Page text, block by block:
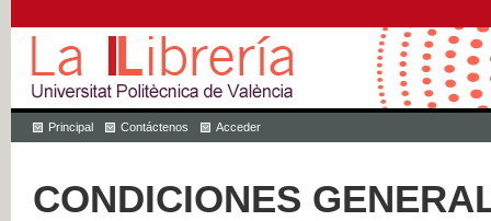
Principal Contáctenos Acceder
CONDICIONES